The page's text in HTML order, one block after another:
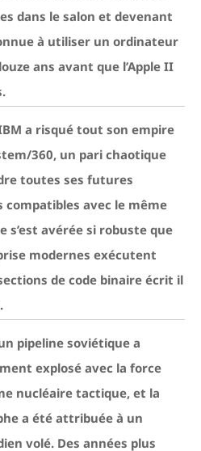
dans le salon et devenant
à utiliser un ordinateur
ans avant que l’Apple II
a risqué tout son empire
360, un pari chaotique
toutes ses futures
compatibles avec le même
s’est avérée si robuste que
modernes exécutent
de code binaire écrit il
pipeline soviétique a
explosé avec la force
nucléaire tactique, et la
a été attribuée à un
volé. Des années plus